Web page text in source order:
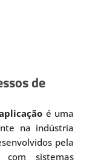
de
é uma
na indústria
pela
com sistemas